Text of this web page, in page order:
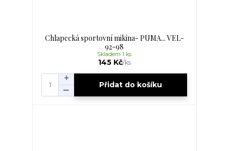
Chlapecká sportovní mikina- PUMA... VEL-
92-98
145 Kč/ks
Skladem 1 ks
Přidat do košíku